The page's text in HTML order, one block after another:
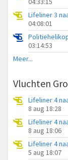
Lifeliner 3
04:08:01
03:14:53
Meer...
Vluchten
Lifeliner 4
8 aug 18:28
Lifeliner 4
8 aug 18:06
Lifeliner 4
5 aug 18:07